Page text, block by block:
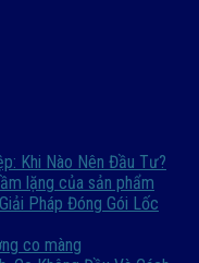
Khi Nào Nên Đầu Tư?
lặng của sản phẩm
Pháp Đóng Gói Lốc
co màng